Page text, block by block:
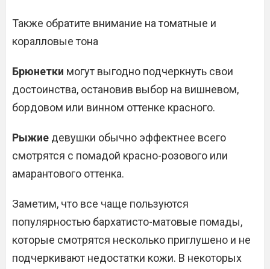
Также обратите внимание на томатные и
коралловые тона
Брюнетки могут выгодно подчеркнуть свои
достоинства, остановив выбор на вишневом,
бордовом или винном оттенке красного.
Рыжие девушки обычно эффектнее всего
смотрятся с помадой красно-розового или
амарантового оттенка.
Заметим, что все чаще пользуются
популярностью бархатисто-матовые помады,
которые смотрятся несколько приглушено и не
подчеркивают недостатки кожи. В некоторых